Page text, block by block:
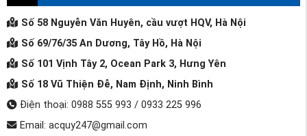
Số 58 Nguyễn Văn Huyên, cầu vượt HQV, Hà Nội
Số 69/76/35 An Dương, Tây Hồ, Hà Nội
Số 101 Vịnh Tây 2, Ocean Park 3, Hưng Yên
Số 18 Vũ Thiện Đễ, Nam Định, Ninh Bình
Điện thoại: 0988 555 993 / 0933 225 996
Email: acquy247@gmail.com